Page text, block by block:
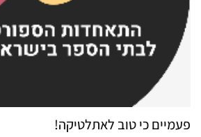
פעמיים כי טוב לאתלטיקה!